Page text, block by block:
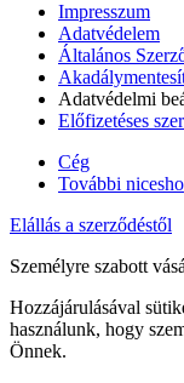
Impresszum
Adatvédelem
Általános
Adatvédelmi
Előfizetéses
Cég
További
Elállás a szerződéstől
Személyre szabott
Hozzájárulásával
használunk, hogy
Önnek.